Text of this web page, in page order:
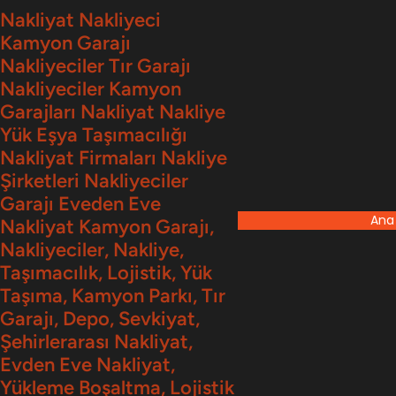
İçeriğe
geç
Nakliyat Nakliyeci
Kamyon Garajı
Nakliyeciler Tır Garajı
Nakliyeciler Kamyon
Garajları Nakliyat Nakliye
Yük Eşya Taşımacılığı
Nakliyat Firmaları Nakliye
Şirketleri Nakliyeciler
Garajı Eveden Eve
Nakliyat Kamyon Garajı,
Nakliyeciler, Nakliye,
Taşımacılık, Lojistik, Yük
Taşıma, Kamyon Parkı, Tır
Garajı, Depo, Sevkiyat,
Şehirlerarası Nakliyat,
Evden Eve Nakliyat,
Yükleme Boşaltma, Lojistik